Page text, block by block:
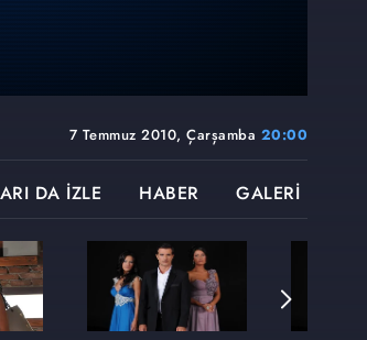
7 Temmuz 2010, Çarşamba 20:00
DA İZLE HABER GALERİ